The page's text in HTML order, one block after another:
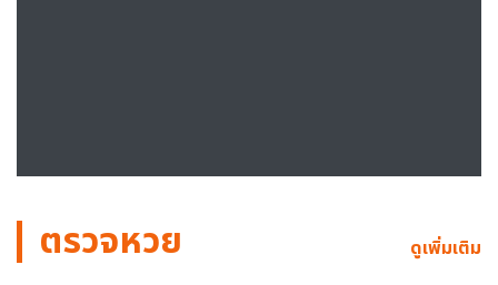
ตรวจหวย ดูเพิ่มเติม